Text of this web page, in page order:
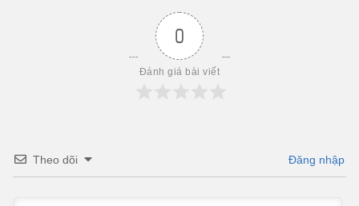
0
Đánh giá bài viết
Theo dõi Đăng nhập